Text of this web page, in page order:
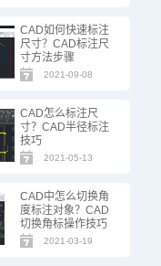
CAD如何快速标注
尺寸？CAD标注尺
寸方法步骤
2021-09-08
CAD怎么标注尺
寸？CAD半径标注
技巧
2021-05-13
CAD中怎么切换角
度标注对象？CAD
切换角标操作技巧
2021-03-19